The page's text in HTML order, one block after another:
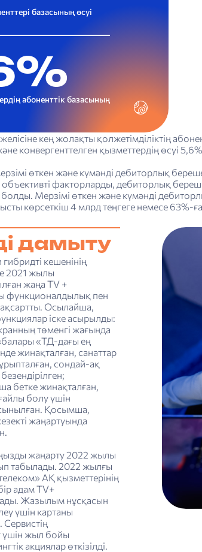
базасының өсуі
абоненттік базасының
кең жолақты қолжетімділіктің
конвергенттелген қызметтердің өсуі
өткен және күмәнді дебиторлық
факторларды, дебиторлық
Мерзімі өткен және күмәнді
көрсеткіш 4 млрд теңгеге немесе 63%-
дамыту
кешенінің
2021 жылы
жаңа TV +
функционалдылық пен
Осылайша,
іске асырылды:
төменгі жағында
«ТД-дағы ең
жинақталған, санаттар
сондай-ақ
бетке жинақталған,
болу үшін
Қосымша,
жаңартуында
жаңарту 2022 жылы
табылады. 2022 жылғы
АҚ қызметтерінің
адам TV+
Жазылым нұсқасын
үшін картаны
Сервистің
үшін жыл бойы
акциялар өткізілді.